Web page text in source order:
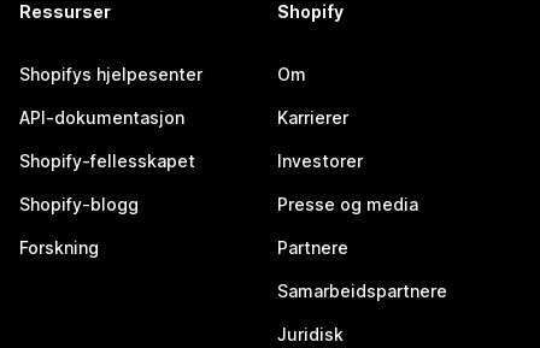
Ressurser
Shopifys hjelpesenter
API-dokumentasjon
Shopify-fellesskapet
Shopify-blogg
Forskning
Shopify
Om
Karrierer
Investorer
Presse og media
Partnere
Samarbeidspartnere
Juridisk